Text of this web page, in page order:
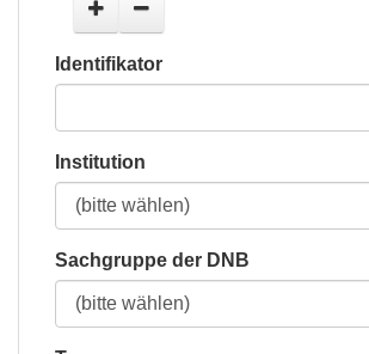
Identifikator
Institution
Sachgruppe der DNB